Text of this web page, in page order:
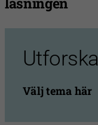
Välj tema här